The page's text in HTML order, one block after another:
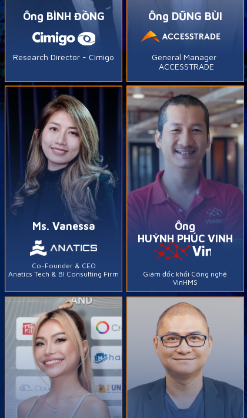
Ông BÌNH ĐỒNG
Research Director - Cimigo
Ông DŨNG BÙI
General Manager
ACCESSTRADE
Ms. Vanessa
Co-Founder & CEO
Anatics Tech & BI Consulting Firm
Ông
HUỲNH PHÚC VINH
Giám đốc khối Công nghệ
VinHMS